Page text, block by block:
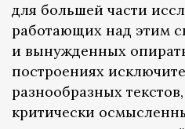
для большей части
работающих над этим
и вынужденных
построениях
разнообразных
критически